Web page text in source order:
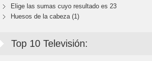
Elige las sumas cuyo resultado es 23
Huesos de la cabeza (1)
Top 10 Televisión: